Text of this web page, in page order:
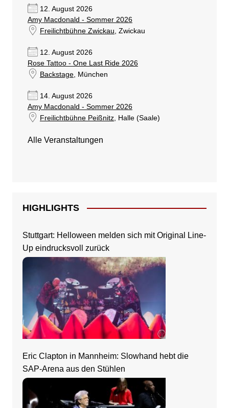
12. August 2026
Amy Macdonald - Sommer 2026
Freilichtbühne Zwickau , Zwickau
12. August 2026
Rose Tattoo - One Last Ride 2026
Backstage, München
14. August 2026
Amy Macdonald - Sommer 2026
Freilichtbühne Peißnitz, Halle (Saale)
Alle Veranstaltungen
HIGHLIGHTS
Stuttgart: Helloween melden sich mit Original Line-
Up eindrucksvoll zurück
Eric Clapton in Mannheim: Slowhand hebt die
SAP-Arena aus den Stühlen